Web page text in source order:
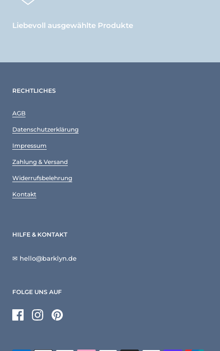
Liebevoll ausgewählte Produkte
RECHTLICHES
AGB
Datenschutzerklärung
Impressum
Zahlung & Versand
Widerrufsbelehrung
Kontakt
HILFE & KONTAKT
✉ hello@barklyn.de
FOLGE UNS AUF
FacebookInstagramPinterest